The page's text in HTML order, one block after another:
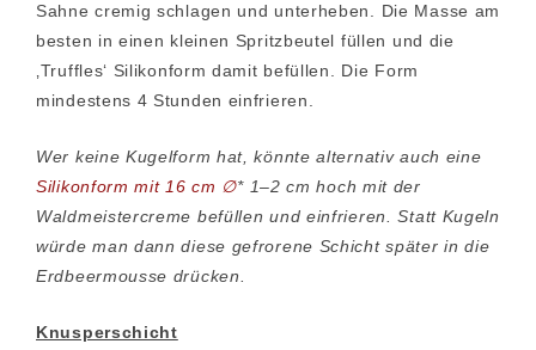
Sahne cremig schlagen und unterheben. Die Masse am
besten in einen kleinen Spritzbeutel füllen und die
‚Truffles‘ Silikonform damit befüllen. Die Form
mindestens 4 Stunden einfrieren.
Wer keine Kugelform hat, könnte alternativ auch eine
Silikonform mit 16 cm ∅* 1–2 cm hoch mit der
Waldmeistercreme befüllen und einfrieren. Statt Kugeln
würde man dann diese gefrorene Schicht später in die
Erdbeermousse drücken.
Knusperschicht